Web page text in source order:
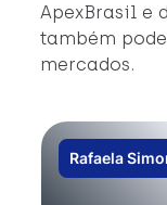
ApexBrasil e
também
mercados.
Rafaela